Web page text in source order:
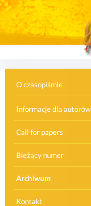
Przejdź do treści
O czasopiśmie
Informacje dla autorów
Call for papers
Bieżący numer
Archiwum
Kontakt